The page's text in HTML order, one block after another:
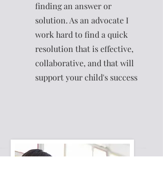
finding an answer or
solution. As an advocate I
work hard to find a quick
resolution that is effective,
collaborative, and that will
support your child's success